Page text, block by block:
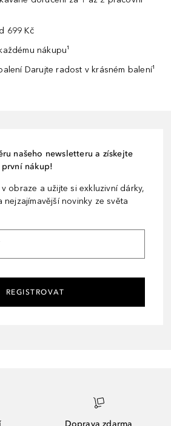
699 Kč
nákupu¹
Darujte radost v krásném balení¹
našeho newsletteru a získejte
první nákup!
obraze a užijte si exkluzivní dárky,
novinky ze světa
REGISTROVAT
Doprava zdarma